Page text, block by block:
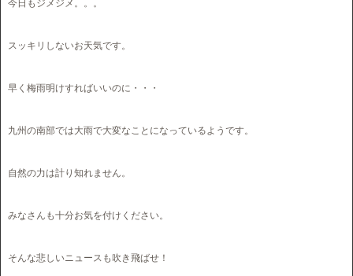
今日もジメジメ。。。
スッキリしないお天気です。
早く梅雨明けすればいいのに・・・
九州の南部では大雨で大変なことになっているようです。
自然の力は計り知れません。
みなさんも十分お気を付けください。
そんな悲しいニュースも吹き飛ばせ！